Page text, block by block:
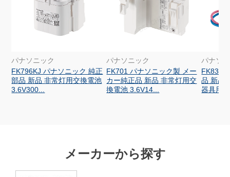
パナソニック
FK796KJ パナソニック 純正
部品 新品 非常灯用交換電池
3.6V300...
パナソニック
FK701 パナソニック製 メー
カー純正品 新品 非常灯用交
換電池 3.6V14...
パナソ
FK830
品 新品
器具用
メーカーから探す